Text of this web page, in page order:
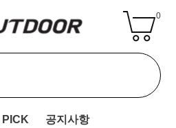
0
PICK 공지사항